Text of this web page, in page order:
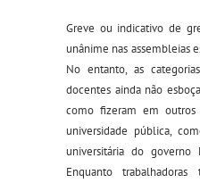
Greve ou indicativo de
unânime nas assembleias
No entanto, as
docentes ainda não
como fizeram em
universidade pública,
universitária do
Enquanto trabalhadoras